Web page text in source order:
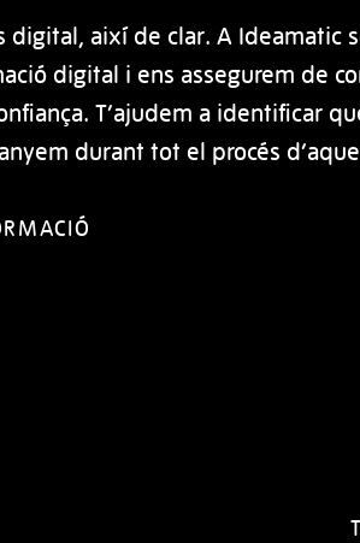
digital, així de clar. A Ideamatic
digital i ens assegurem de
T’ajudem a identificar
durant tot el procés